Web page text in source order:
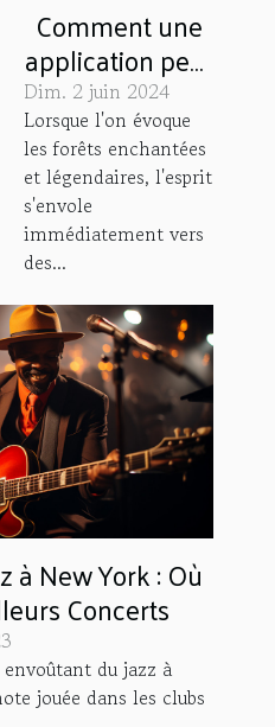
Comment une
application peut
transformer
votre
expérience de
découverte des
forêts
enchantées et
légendaires
Dim. 2 juin 2024
Lorsque l'on évoque
les forêts enchantées
et légendaires, l'esprit
s'envole
immédiatement vers
des...
à New York : Où
Concerts
du jazz à
jouée dans les clubs